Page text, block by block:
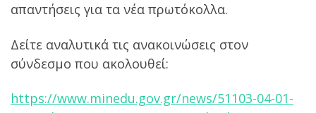
απαντήσεις για τα νέα πρωτόκολλα.
Δείτε αναλυτικά τις ανακοινώσεις στον
σύνδεσμο που ακολουθεί:
https://www.minedu.gov.gr/news/51103-04-01-